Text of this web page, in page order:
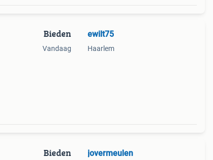
Bieden
Vandaag
ewilt75
Haarlem
Bieden jovermeulen